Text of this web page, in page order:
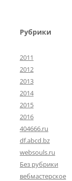
Рубрики
2011
2012
2013
2014
2015
2016
404666.ru
df.abcd.bz
websouls.ru
Без рубрики
вебмастерское